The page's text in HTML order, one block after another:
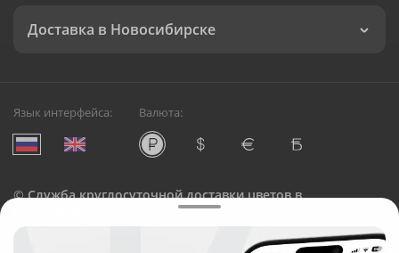
Доставка в Новосибирске
Язык интерфейса: Валюта:
©Служба круглосуточной доставки цветов в
Русский Букет, 2026